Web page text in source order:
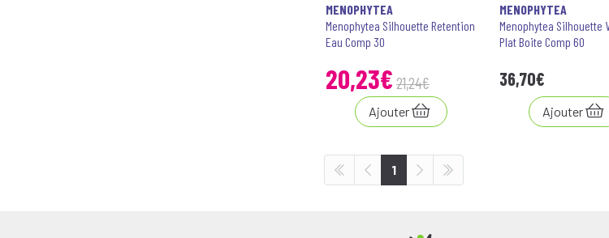
MENOPHYTEA
Menophytea Silhouette Retention
Eau Comp 30
20,23€ 21,24€
Ajouter
MENOPHYTEA
Menophytea Silhouette
Plat Boite Comp 60
36,70€
Ajouter
1